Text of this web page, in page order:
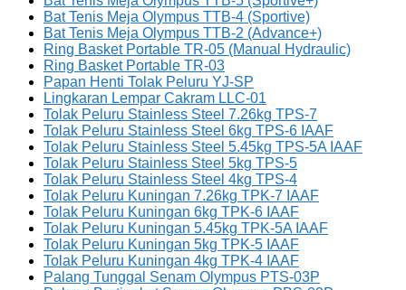
Bat Tenis Meja Olympus TTB-4 (Sportive)
Bat Tenis Meja Olympus TTB-2 (Advance+)
Ring Basket Portable TR-05 (Manual Hydraulic)
Ring Basket Portable TR-03
Papan Henti Tolak Peluru YJ-SP
Lingkaran Lempar Cakram LLC-01
Tolak Peluru Stainless Steel 7.26kg TPS-7
Tolak Peluru Stainless Steel 6kg TPS-6 IAAF
Tolak Peluru Stainless Steel 5.45kg TPS-5A IAAF
Tolak Peluru Stainless Steel 5kg TPS-5
Tolak Peluru Stainless Steel 4kg TPS-4
Tolak Peluru Kuningan 7.26kg TPK-7 IAAF
Tolak Peluru Kuningan 6kg TPK-6 IAAF
Tolak Peluru Kuningan 5.45kg TPK-5A IAAF
Tolak Peluru Kuningan 5kg TPK-5 IAAF
Tolak Peluru Kuningan 4kg TPK-4 IAAF
Palang Tunggal Senam Olympus PTS-03P